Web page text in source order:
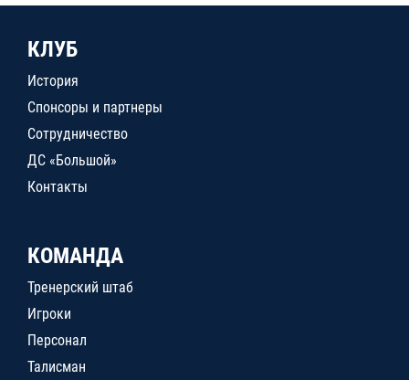
КЛУБ
История
Спонсоры и партнеры
Сотрудничество
ДС «Большой»
Контакты
КОМАНДА
Тренерский штаб
Игроки
Персонал
Талисман